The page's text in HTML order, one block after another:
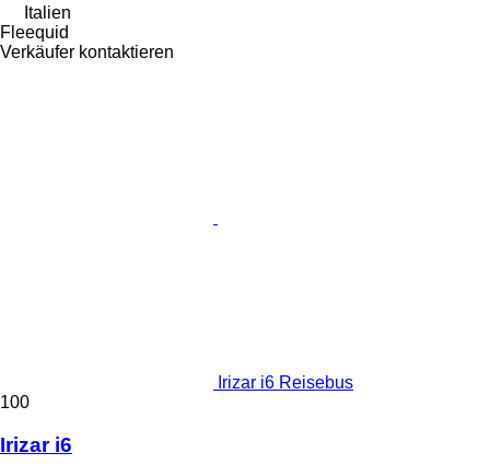
Italien
Fleequid
Verkäufer kontaktieren
Irizar i6 Reisebus
100
Irizar i6